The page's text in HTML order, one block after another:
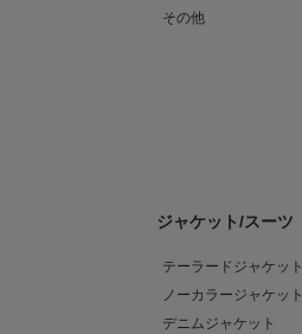
その他
ジャケット/スーツ
テーラードジャケット
ノーカラージャケット
デニムジャケット